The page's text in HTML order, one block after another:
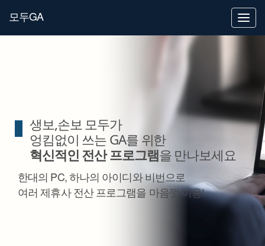
T
o
g
a
모두GA
생보,손보 모두가
엉킴없이 쓰는 GA를 위한
혁신적인 전산 프로그램을 만나보세요
한대의 PC, 하나의 아이디와 비번으로
여러 제휴사 전산 프로그램을 마음껏 이용!